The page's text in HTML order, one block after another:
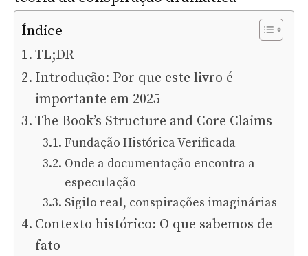
Índice
TL;DR
Introdução: Por que este livro é
importante em 2025
The Book’s Structure and Core Claims
Fundação Histórica Verificada
Onde a documentação encontra a
especulação
Sigilo real, conspirações imaginárias
Contexto histórico: O que sabemos de
fato